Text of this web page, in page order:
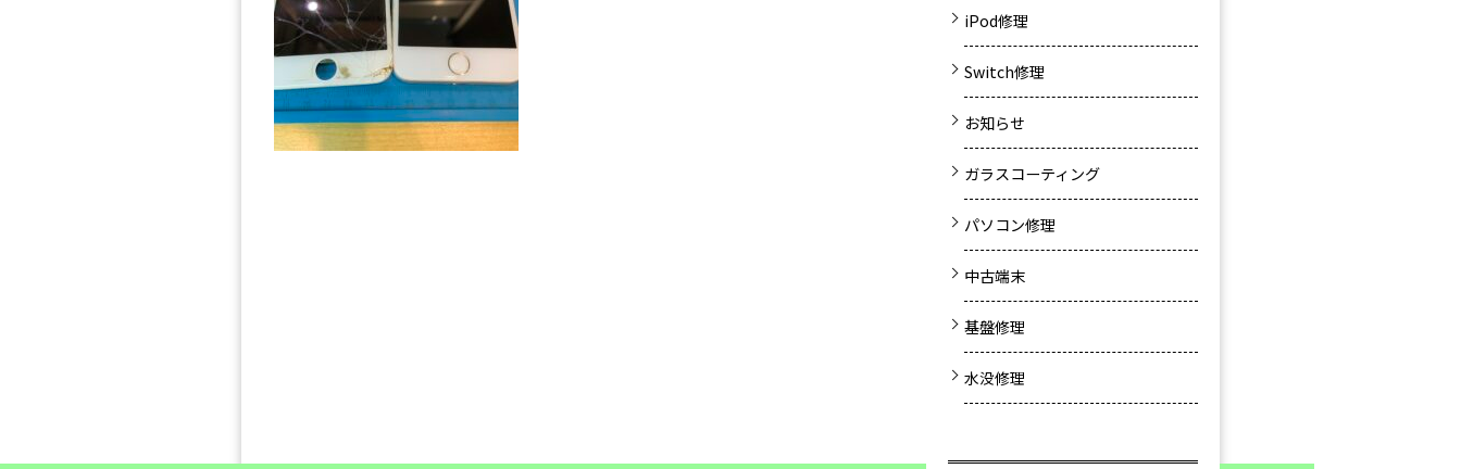
iPod修理
Switch修理
お知らせ
ガラスコーティング
パソコン修理
中古端末
基盤修理
水没修理